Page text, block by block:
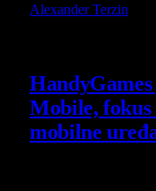
Alexander Terzin
Mobile,
mobilne